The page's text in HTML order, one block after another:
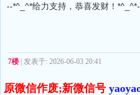
--*^_^*给力支持，恭喜发财！
7楼 | 发表于: 2026-06-03 20:41
原微信作废;新微信号